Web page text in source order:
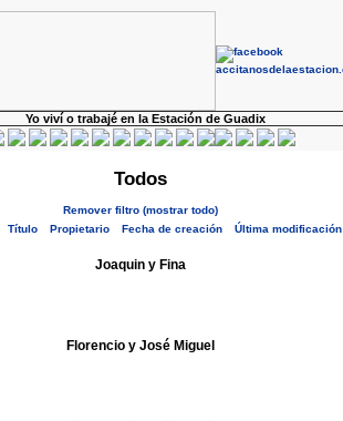
Yo viví o trabajé en la Estación de Guadix
Todos
Remover filtro (mostrar todo)
Título Propietario Fecha de creación Última modificación
Joaquin y Fina
Florencio y José Miguel